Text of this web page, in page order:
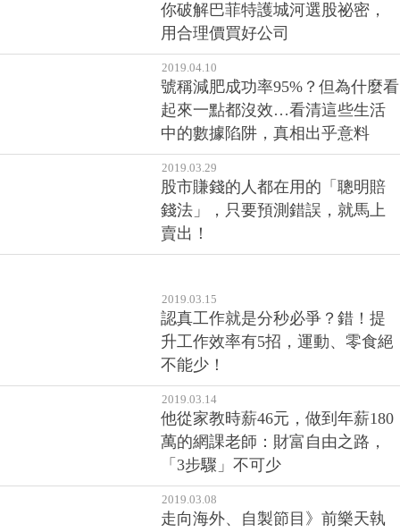
你破解巴菲特護城河選股祕密，
用合理價買好公司
2019.04.10
號稱減肥成功率95%？但為什麼看
起來一點都沒效…看清這些生活
中的數據陷阱，真相出乎意料
2019.03.29
股市賺錢的人都在用的「聰明賠
錢法」，只要預測錯誤，就馬上
賣出！
2019.03.15
認真工作就是分秒必爭？錯！提
升工作效率有5招，運動、零食絕
不能少！
2019.03.14
他從家教時薪46元，做到年薪180
萬的網課老師：財富自由之路，
「3步驟」不可少
2019.03.08
走向海外、自製節目》前樂天執